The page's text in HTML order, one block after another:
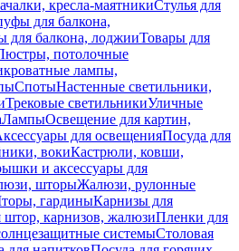
кресла-маятникиСтулья для
для балкона,
для балкона, лоджииТовары для
потолочные
лампы,
СпотыНастенные светильники,
Трековые светильникиУличные
ЛампыОсвещение для картин,
для освещенияПосуда для
вокиКастрюли, ковши,
и аксессуары для
шторыЖалюзи, рулонные
гардиныКарнизы для
карнизов, жалюзиПленки для
системыСтоловая